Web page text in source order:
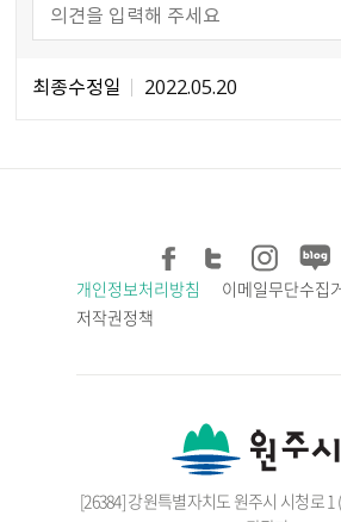
최종수정일 2022.05.20
개인정보처리방침
이메일무단수집
저작권정책
[26384] 강원특별자치도 원주시 시청로 1